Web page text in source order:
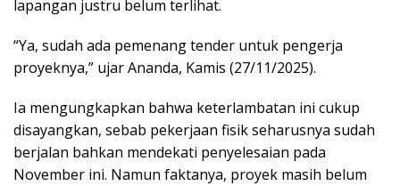
lapangan justru belum terlihat.
“Ya, sudah ada pemenang tender untuk pengerja
proyeknya,” ujar Ananda, Kamis (27/11/2025).
Ia mengungkapkan bahwa keterlambatan ini cukup
disayangkan, sebab pekerjaan fisik seharusnya sudah
berjalan bahkan mendekati penyelesaian pada
November ini. Namun faktanya, proyek masih belum